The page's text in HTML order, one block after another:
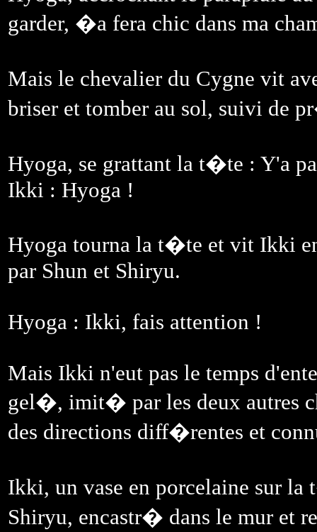
garder, �a fera chic dans ma
Mais le chevalier du Cygne vit
briser et tomber au sol, suivi de
Hyoga, se grattant la t�te : Y'a
Ikki : Hyoga !
Hyoga tourna la t�te et vit Ikki
par Shun et Shiryu.
Hyoga : Ikki, fais attention !
Mais Ikki n'eut pas le temps
gel�, imit� par les deux autres
des directions diff�rentes et
Ikki, un vase en porcelaine sur
Shiryu, encastr� dans le mur et